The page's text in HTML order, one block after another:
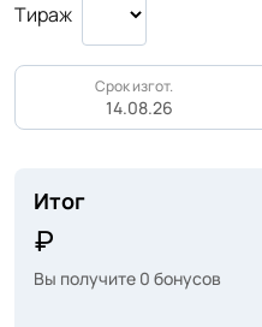
Тираж
Срок изгот.
14.08.26
Итог
Вы получите 0 бонусов